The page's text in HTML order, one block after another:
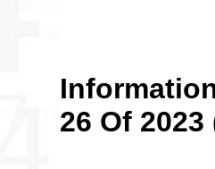
26 Of